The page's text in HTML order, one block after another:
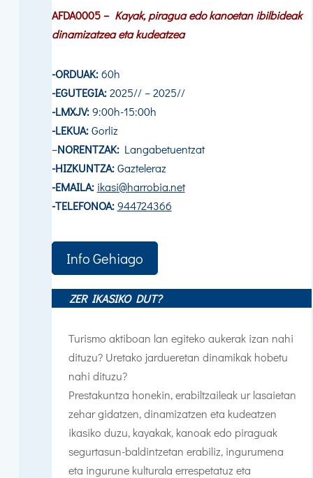
AFDA0005 – Kayak, piragua edo kanoetan ibilbideak
dinamizatzea eta kudeatzea
-ORDUAK:60h
-EGUTEGIA:2025// – 2025//
-LMXJV:9:00h-15:00h
-LEKUA:Gorliz
–NORENTZAK:Langabetuentzat
-HIZKUNTZA:Gazteleraz
-EMAILA: ikasi@harrobia.net
-TELEFONOA: 944724366
Info Gehiago
ZER IKASIKO DUT?
Turismo aktiboan lan egiteko aukerak izan nahi
dituzu? Uretako jardueretan dinamikak hobetu
nahi dituzu?
Prestakuntza honekin, erabiltzaileak ur lasaietan
zehar gidatzen, dinamizatzen eta kudeatzen
ikasiko duzu, kayakak, kanoak edo piraguak
segurtasun-baldintzetan erabiliz, ingurumena
eta ingurune kulturala errespetatuz eta